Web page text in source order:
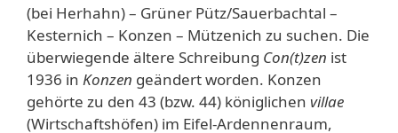
(bei Herhahn) – Grüner Pütz/Sauerbachtal –
Kesternich – Konzen – Mützenich zu suchen. Die
überwiegende ältere Schreibung Con(t)zen ist
1936 in Konzen geändert worden. Konzen
gehörte zu den 43 (bzw. 44) königlichen villae
(Wirtschaftshöfen) im Eifel-Ardennenraum,